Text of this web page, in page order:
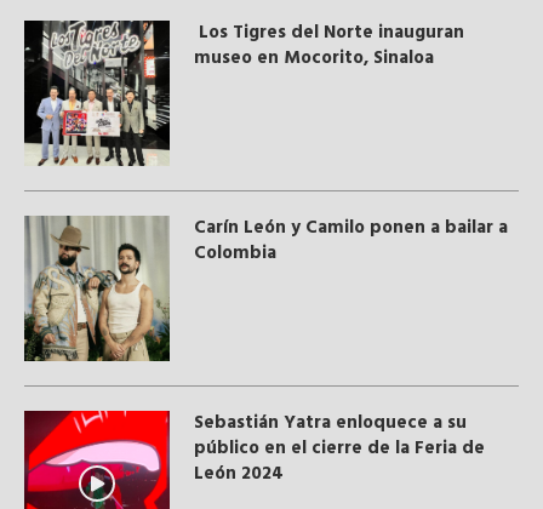
Los Tigres del Norte inauguran
museo en Mocorito, Sinaloa
Carín León y Camilo ponen a bailar a
Colombia
Sebastián Yatra enloquece a su
público en el cierre de la Feria de
León 2024